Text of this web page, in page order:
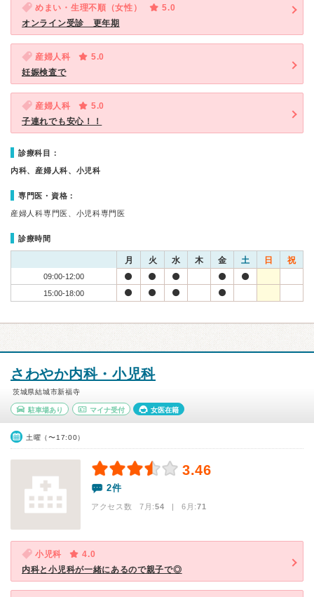
めまい・生理不順（女性）
5.0
オンライン受診 更年期
産婦人科
5.0
妊娠検査で
産婦人科
5.0
子連れでも安心！！
診療科目：
内科、産婦人科、小児科
専門医・資格：
産婦人科専門医、小児科専門医
診療時間
月 火 水 木 金 土 日 祝
09:00-12:00
15:00-18:00
さわやか内科・小児科
茨城県結城市新福寺
駐車場あり マイナ受付 女医在籍
土曜（〜17:00）
3.46
2件
アクセス数 7月:54 | 6月:71
小児科
4.0
内科と小児科が一緒にあるので親子で◎